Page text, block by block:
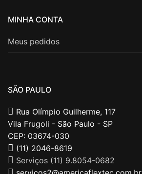
MINHA CONTA
Meus pedidos
SÃO PAULO
Rua Olímpio Guilherme, 117
Vila Frugoli - São Paulo - SP
CEP: 03674-030
(11) 2046-8619
Serviços (11) 9.8054-0682